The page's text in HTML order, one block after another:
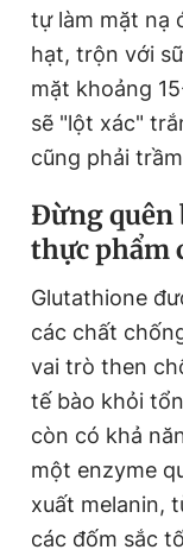
tự làm mặt nạ
hạt, trộn với
mặt khoảng
sẽ "lột xác"
cũng phải
Đừng quên
thực phẩm
Glutathione
các chất
vai trò then
tế bào khỏi
còn có khả
một enzyme
xuất melanin,
các đốm sắc